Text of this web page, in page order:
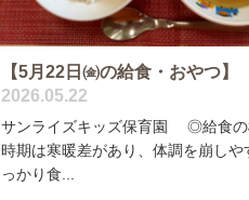
【5月22日㈮の給食・おやつ】
2026.05.22
サンライズキッズ保育園 ◎給食
時期は寒暖差があり、体調を崩しや
っかり食...